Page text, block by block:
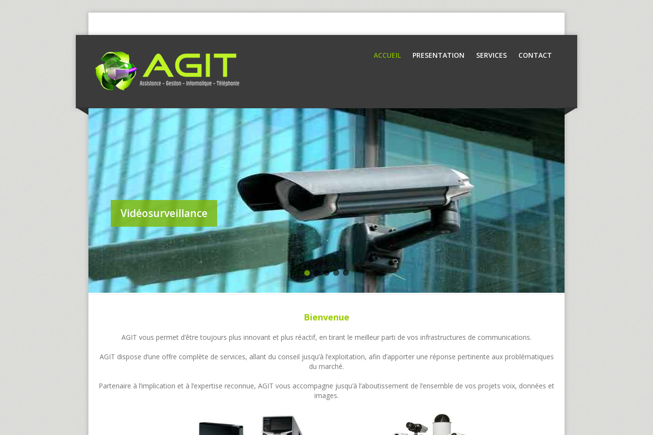
ACCUEIL PRESENTATION SERVICES CONTACT
Vidéosurveillance
Bienvenue
AGIT vous permet d’être toujours plus innovant et plus réactif, en tirant le meilleur parti de vos infrastructures de communications.
AGIT dispose d’une offre complète de services, allant du conseil jusqu’à l’exploitation, afin d’apporter une réponse pertinente aux problématiques
du marché.
Partenaire à l’implication et à l’expertise reconnue, AGIT vous accompagne jusqu’à l’aboutissement de l’ensemble de vos projets voix, données et
images.